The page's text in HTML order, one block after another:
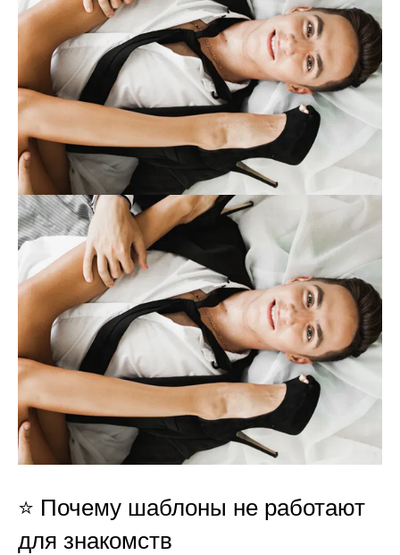
⭐️ Почему шаблоны не работают
для знакомств